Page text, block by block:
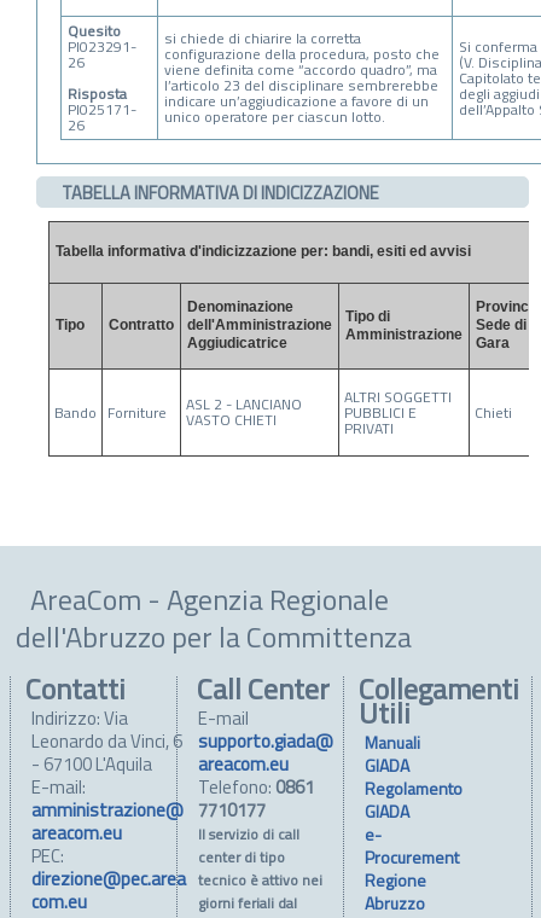
Quesito
PI023291-
26
Risposta
PI025171-
26
si chiede di chiarire la corretta
configurazione della procedura, posto che
viene definita come “accordo quadro”, ma
l’articolo 23 del disciplinare sembrerebbe
indicare un’aggiudicazione a favore di un
unico operatore per ciascun lotto.
Si
(V.
Capitolato
degli
TABELLA INFORMATIVA DI INDICIZZAZIONE
Tabella informativa d'indicizzazione per: bandi, esiti ed avvisi
Tipo Contratto
Denominazione
dell'Amministrazione
Aggiudicatrice
Tipo di
Amministrazione
Provincia
Sede di
Gara
Bando Forniture ASL 2 - LANCIANO
VASTO CHIETI
ALTRI SOGGETTI
PUBBLICI E
PRIVATI
Chieti
AreaCom - Agenzia Regionale
dell'Abruzzo per la Committenza
Contatti
Indirizzo: Via
Leonardo da Vinci, 6
- 67100 L'Aquila
E-mail:
amministrazione@
areacom.eu
PEC:
direzione@pec.area
com.eu
Collegamenti
Utili
Manuali
GIADA
Regolamento
GIADA
e-
Procurement
Regione
Abruzzo
Call Center
E-mail
supporto.giada@
areacom.eu
Telefono: 0861
7710177
Il servizio di call
center di tipo
tecnico è attivo nei
giorni feriali dal